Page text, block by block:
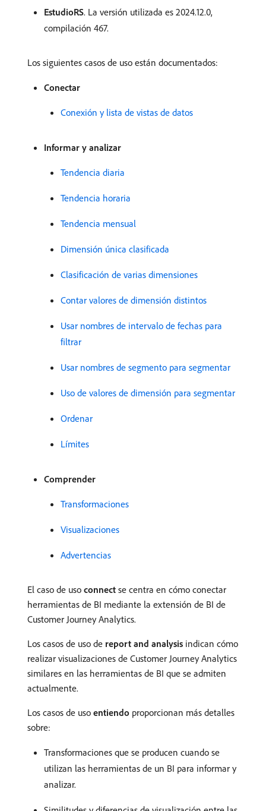
EstudioRS. La versión utilizada es 2024.12.0,
compilación 467.
Los siguientes casos de uso están documentados:
Conectar
Conexión y lista de vistas de datos
Informar y analizar
Tendencia diaria
Tendencia horaria
Tendencia mensual
Dimensión única clasificada
Clasificación de varias dimensiones
Contar valores de dimensión distintos
Usar nombres de intervalo de fechas para
filtrar
Usar nombres de segmento para segmentar
Uso de valores de dimensión para segmentar
Ordenar
Límites
Comprender
Transformaciones
Visualizaciones
Advertencias
El caso de uso connect se centra en cómo conectar
herramientas de BI mediante la extensión de BI de
Customer Journey Analytics.
Los casos de uso de report and analysis indican cómo
realizar visualizaciones de Customer Journey Analytics
similares en las herramientas de BI que se admiten
actualmente.
Los casos de uso entiendo proporcionan más detalles
sobre:
Transformaciones que se producen cuando se
utilizan las herramientas de un BI para informar y
analizar.